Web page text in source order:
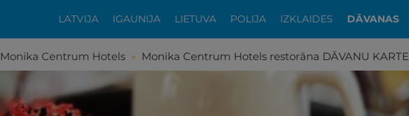
LATVIJA IGAUNIJA LIETUVA POLIJA IZKLAIDES DĀVANAS
Monika Centrum Hotels » Monika Centrum Hotels restorāna DĀVANU KARTE